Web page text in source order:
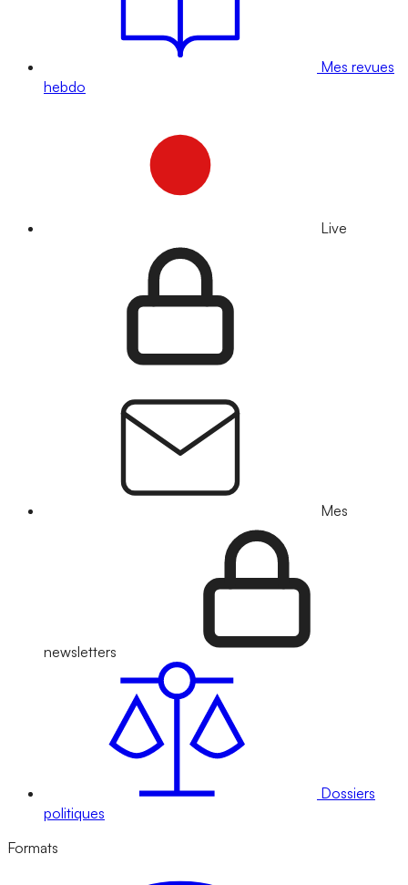
Mes revues
hebdo
Live
Mes
newsletters
Dossiers
politiques
Formats